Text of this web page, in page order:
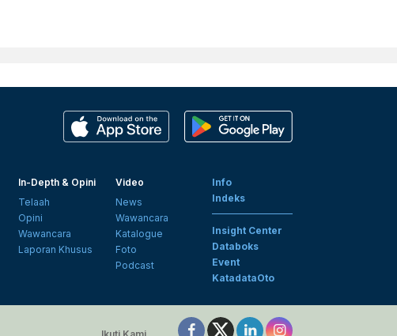
In-Depth & Opini
Telaah
Opini
Wawancara
Laporan Khusus
Video
News
Wawancara
Katalogue
Foto
Podcast
Info
Indeks
Insight Center
Databoks
Event
KatadataOto